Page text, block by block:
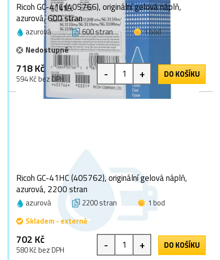
Ricoh GC-41C (405766), originální gelová náplň,
azurová, 600 stran
azurová 600 stran
1 bod
Nedostupné
718 Kč
594 Kč bez DPH - + DO KOŠÍKU
Ricoh GC-41HC (405762), originální gelová náplň,
azurová, 2200 stran
azurová 2200 stran
1 bod
Skladem - externě
702 Kč
580 Kč bez DPH - + DO KOŠÍKU